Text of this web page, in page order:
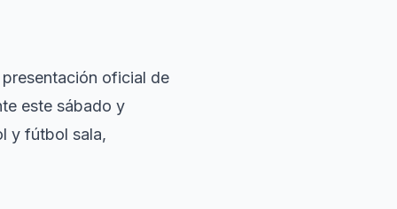
oficial de
este sábado y
y fútbol sala,